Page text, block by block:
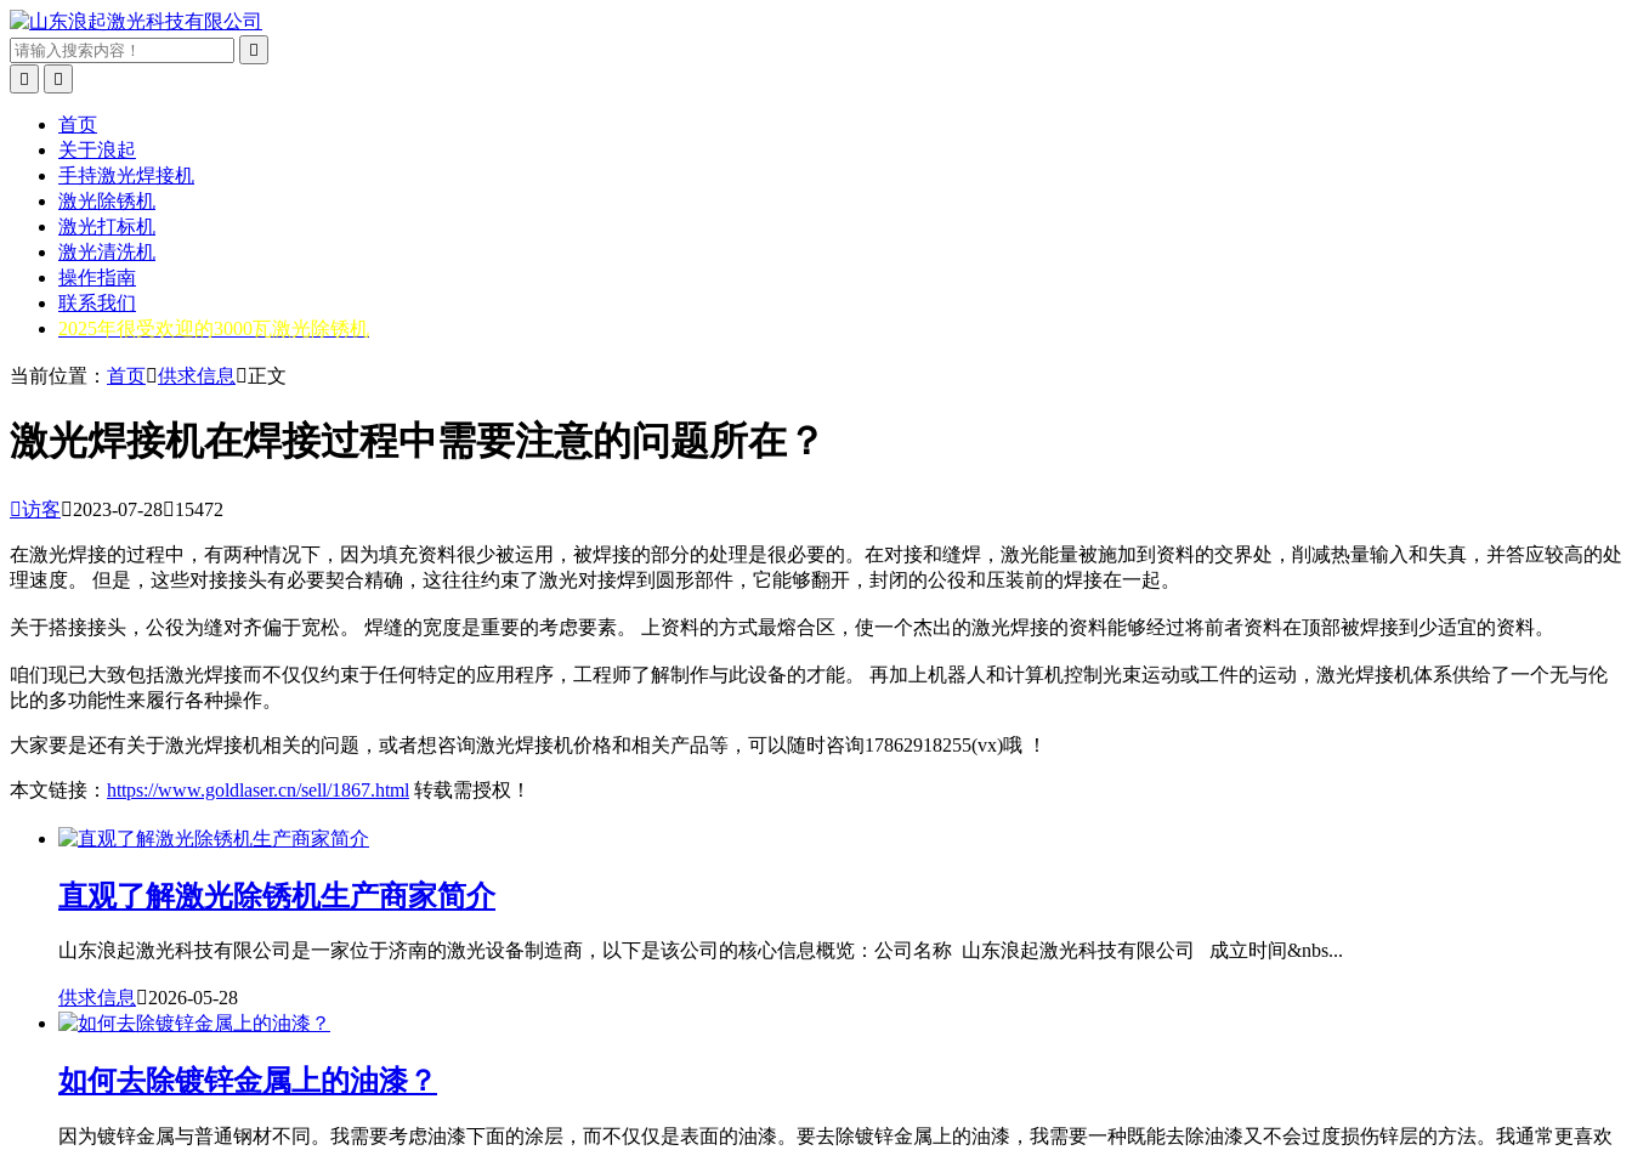



首页
关于浪起
手持激光焊接机
激光除锈机
激光打标机
激光清洗机
操作指南
联系我们
2025年很受欢迎的3000瓦激光除锈机
当前位置： 首页供求信息 正文
激光焊接机在焊接过程中需要注意的问题所在？
访客2023-07-2815472
在激光焊接的过程中，有两种情况下，因为填充资料很少被运用，被焊接的部分的处理是很必要的。在对接和缝焊，激光能量被施加到资料的交界处，削减热量输入和失真，并答应较高的处
理速度。 但是，这些对接接头有必要契合精确，这往往约束了激光对接焊到圆形部件，它能够翻开，封闭的公役和压装前的焊接在一起。
关于搭接接头，公役为缝对齐偏于宽松。 焊缝的宽度是重要的考虑要素。 上资料的方式最熔合区，使一个杰出的激光焊接的资料能够经过将前者资料在顶部被焊接到少适宜的资料。
咱们现已大致包括激光焊接而不仅仅约束于任何特定的应用程序，工程师了解制作与此设备的才能。 再加上机器人和计算机控制光束运动或工件的运动，激光焊接机体系供给了一个无与伦
比的多功能性来履行各种操作。
大家要是还有关于激光焊接机相关的问题，或者想咨询激光焊接机价格和相关产品等，可以随时咨询17862918255(vx)哦 ！
本文链接： https://www.goldlaser.cn/sell/1867.html 转载需授权！
直观了解激光除锈机生产商家简介
山东浪起激光科技有限公司是一家位于济南的激光设备制造商，以下是该公司的核心信息概览：公司名称 山东浪起激光科技有限公司 成立时间&nbs...
供求信息2026-05-28
如何去除镀锌金属上的油漆？
因为镀锌金属与普通钢材不同。我需要考虑油漆下面的涂层，而不仅仅是表面的油漆。要去除镀锌金属上的油漆，我需要一种既能去除油漆又不会过度损伤锌层的方法。我通常更喜欢